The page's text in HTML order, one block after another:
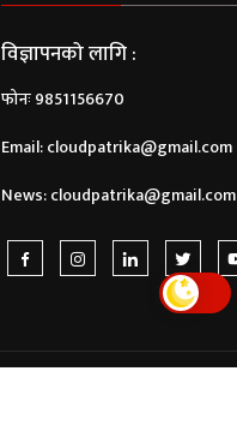
विज्ञापनको लागि :
फोनः 9851156670
Email:cloudpatrika@gmail.com
News:cloudpatrika@gmail.com